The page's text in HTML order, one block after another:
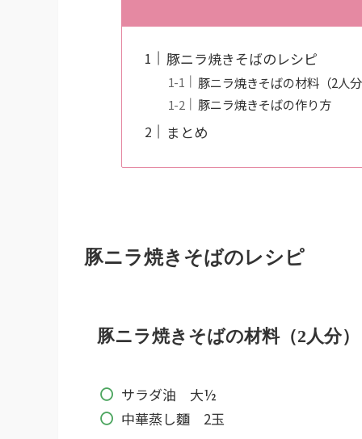
豚ニラ焼きそばのレシピ
豚ニラ焼きそばの材料（2人
豚ニラ焼きそばの作り方
まとめ
豚ニラ焼きそばのレシピ
豚ニラ焼きそばの材料（2人分）
サラダ油 大½
中華蒸し麵 2玉